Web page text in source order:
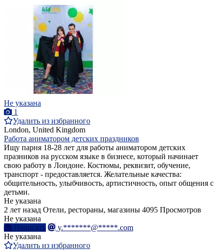
Не указана
1
Удалить из избранного
London, United Kingdom
Работа аниматором детских праздников
Ищу парня 18-28 лет для работы аниматором детских
празников на русском языке в бизнесе, который начинает
свою работу в Лондоне. Костюмы, реквизит, обучение,
транспорт - предоставляется. Желательные качества:
общительность, улыбчивость, артистичность, опыт общения с
детьми.
Не указана
2 лет назад Отели, рестораны, магазины 4095 Просмотров
Не указана
Написать
y.*******@*****.com
Не указана
Удалить из избранного